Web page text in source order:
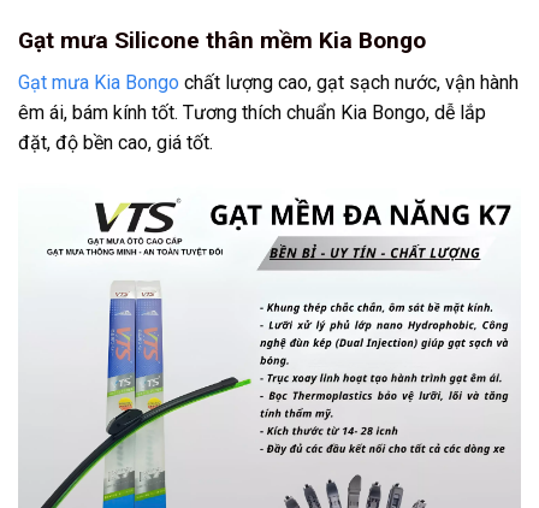
Gạt mưa Silicone thân mềm Kia Bongo
Gạt mưa Kia Bongo chất lượng cao, gạt sạch nước, vận hành
êm ái, bám kính tốt. Tương thích chuẩn Kia Bongo, dễ lắp
đặt, độ bền cao, giá tốt.